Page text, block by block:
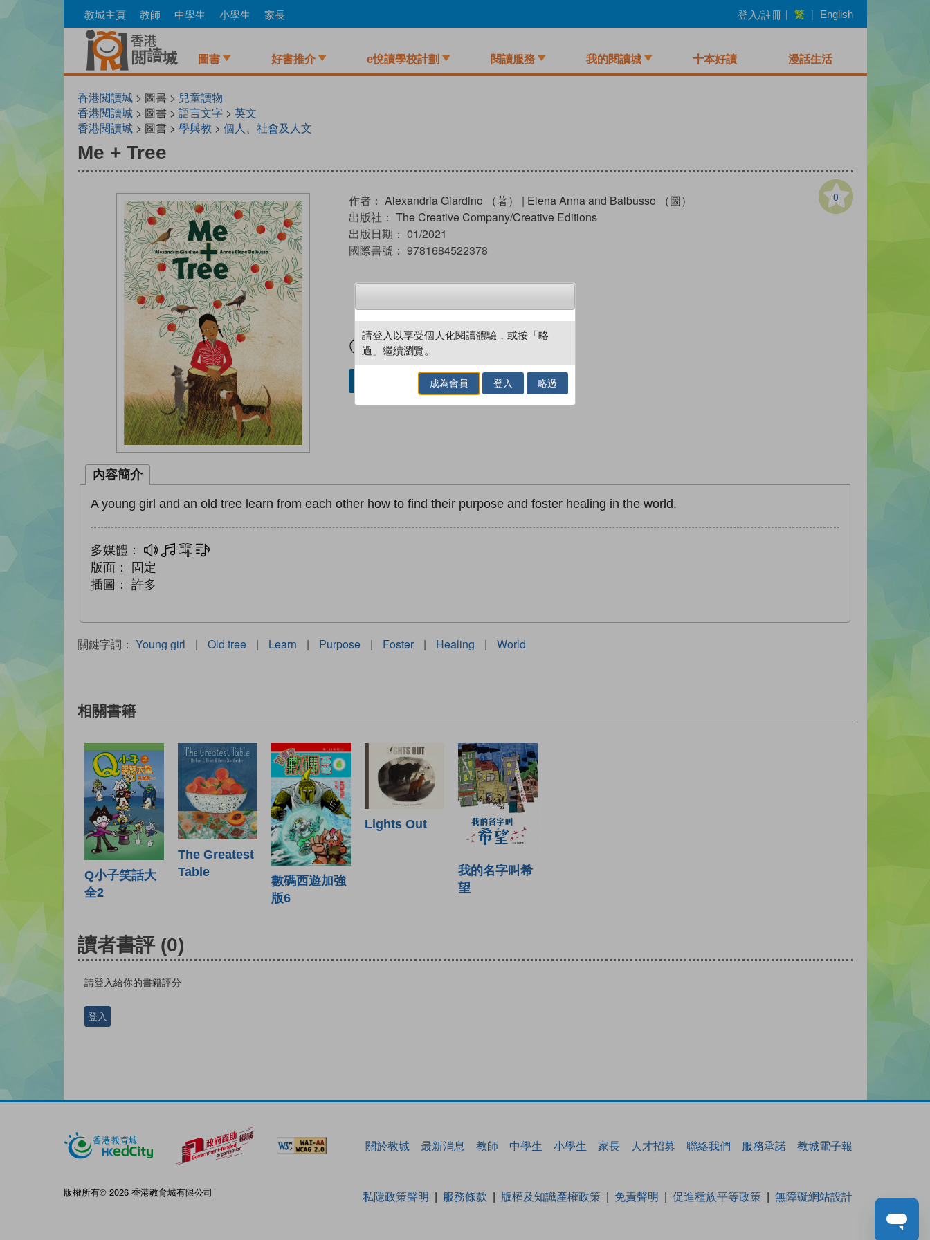
to
教城主頁 教師 中學生 小學生 家長 登入/註冊 | 繁 | English
圖書 好書推介 e悅讀學校計劃 閱讀服務 我的閱讀城 十本好讀 漫話生活
香港閱讀城> 圖書 > 兒童讀物
香港閱讀城> 圖書 > 語言文字> 英文
香港閱讀城> 圖書 > 學與教 > 個人、社會及人文
Me + Tree
0
作者： Alexandria Giardino （著） | Elena Anna and Balbusso （圖）
出版社： The Creative Company/Creative Editions
出版日期： 01/2021
國際書號： 9781684522378
試閲 加入閱讀紀錄
加入／閱讀電子書
內容簡介
A young girl and an old tree learn from each other how to find their purpose and foster healing in the world.
多媒體： 多媒體互動練習
版面：
固定
插圖：
許多
關鍵字詞： Young girl | Old tree | Learn | Purpose | Foster | Healing | World
相關書籍
Q小子笑話大
全2
The Greatest
Table
數碼西遊加強
版6
Lights Out
我的名字叫希
望
讀者書評 (0)
請登入給你的書籍評分
登入
關於教城 最新消息 教師 中學生 小學生 家長 人才招募 聯絡我們 服務承諾 教城電子報
版權所有© 2026 香港教育城有限公司 私隱政策聲明 服務條款 版權及知識產權政策 免責聲明 促進種族平等政策 無障礙網站設計
請登入以享受個人化閱讀體驗，或按「略
過」繼續瀏覽。
成為會員 登入 略過